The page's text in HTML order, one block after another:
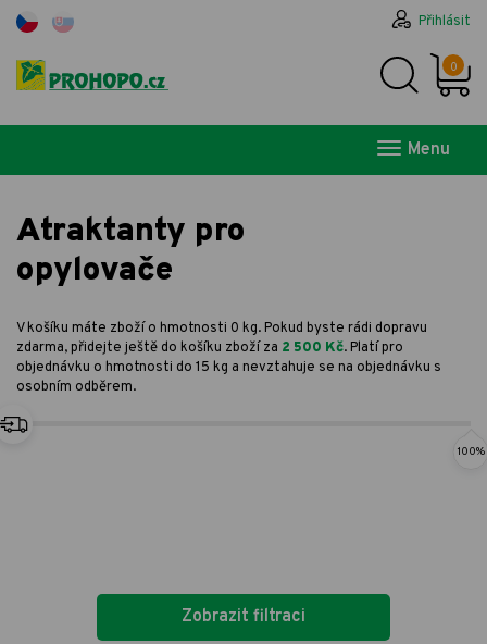
Přihlásit
0
Menu
Atraktanty pro
opylovače
V košíku máte zboží o hmotnosti 0 kg. Pokud byste rádi dopravu
zdarma, přidejte ještě do košíku zboží za 2 500 Kč. Platí pro
objednávku o hmotnosti do 15 kg a nevztahuje se na objednávku s
osobním odběrem.
100%
Zobrazit filtraci